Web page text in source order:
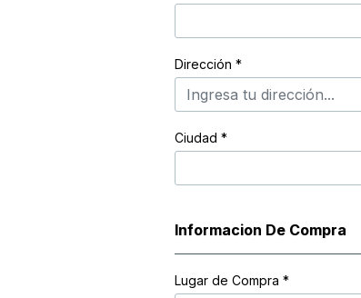
Dirección *
Ciudad *
Informacion De Compra
Lugar de Compra *